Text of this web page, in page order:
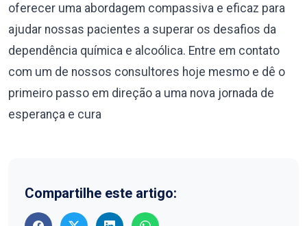
oferecer uma abordagem compassiva e eficaz para
ajudar nossas pacientes a superar os desafios da
dependência química e alcoólica. Entre em contato
com um de nossos consultores hoje mesmo e dê o
primeiro passo em direção a uma nova jornada de
esperança e cura
Compartilhe este artigo: